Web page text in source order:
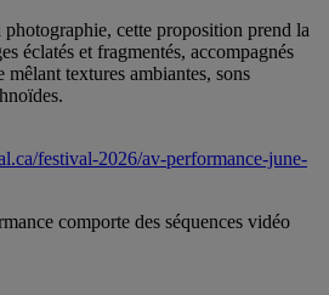
photographie, cette proposition prend la
éclatés et fragmentés, accompagnés
mêlant textures ambiantes, sons
festival-2026/av-performance-june-
comporte des séquences vidéo